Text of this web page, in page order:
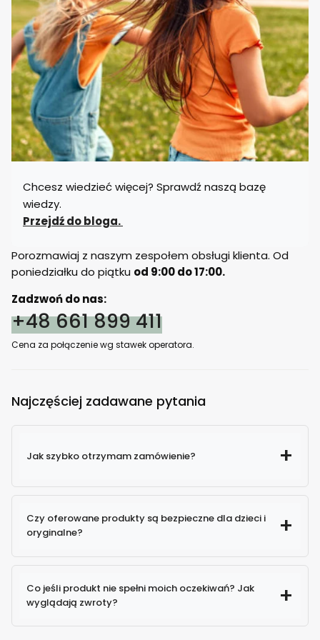
Chcesz wiedzieć więcej? Sprawdź naszą bazę
wiedzy.
Przejdź do bloga.
Porozmawiaj z naszym zespołem obsługi klienta. Od
poniedziałku do piątku od 9:00 do 17:00.
Zadzwoń do nas:
+48 661 899 411
Cena za połączenie wg stawek operatora.
Najczęściej zadawane pytania
Jak szybko otrzymam zamówienie?
Czy oferowane produkty są bezpieczne dla dzieci i
oryginalne?
100% oryginalne produkty
Co jeśli produkt nie spełni moich oczekiwań? Jak
wyglądają zwroty?